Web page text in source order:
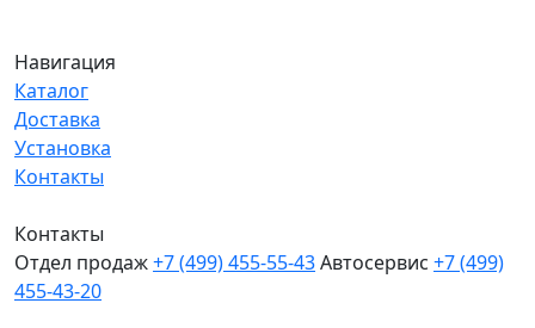
Навигация
Каталог
Доставка
Установка
Контакты
Контакты
Отдел продаж+7 (499) 455-55-43Автосервис +7 (499)
455-43-20